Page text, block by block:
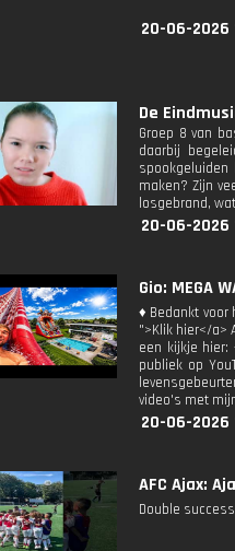
20-06-2026
De
Groep 8 van
daarbij
maken? Zijn
losgebrand,
20-06-2026
Gio: MEGA
♦ Bedankt voor
">Klik hier</a>
een kijkje hier:
publiek op
video's met
20-06-2026
AFC Ajax:
Double